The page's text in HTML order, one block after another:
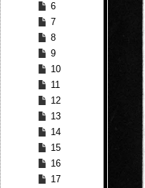
6
7
8
9
10
11
12
13
14
15
16
17